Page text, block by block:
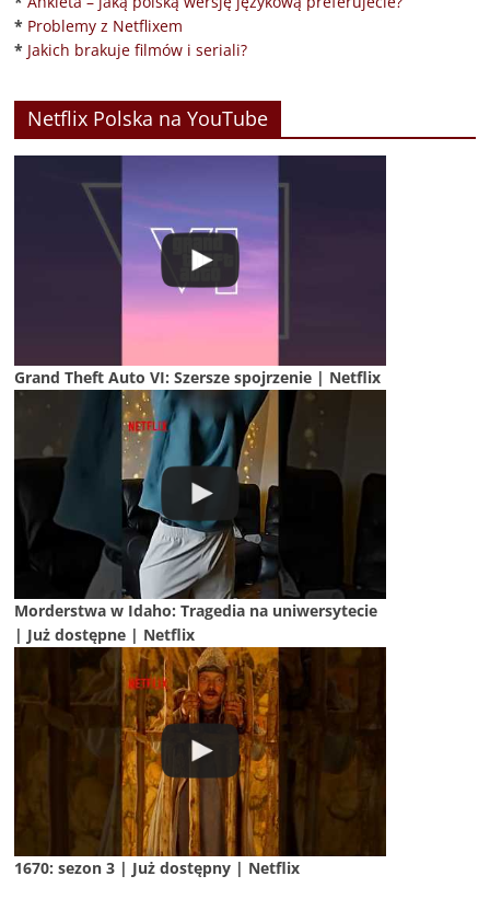
* Problemy z Netflixem
* Jakich brakuje filmów i seriali?
Netflix Polska na YouTube
Grand Theft Auto VI: Szersze spojrzenie | Netflix
Morderstwa w Idaho: Tragedia na uniwersytecie
| Już dostępne | Netflix
1670: sezon 3 | Już dostępny | Netflix